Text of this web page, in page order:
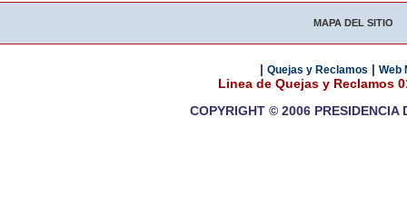
MAPA DEL SITIO
| Quejas y Reclamos | Web
Linea de Quejas y Reclamos
COPYRIGHT © 2006 PRESIDENCIA